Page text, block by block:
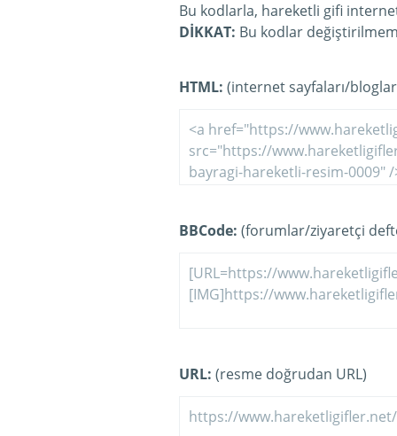
Bu kodlarla, hareketli gifi
DİKKAT: Bu kodlar
HTML: (internet sayfaları/
BBCode: (forumlar/ziyaretçi
URL: (resme doğrudan URL)